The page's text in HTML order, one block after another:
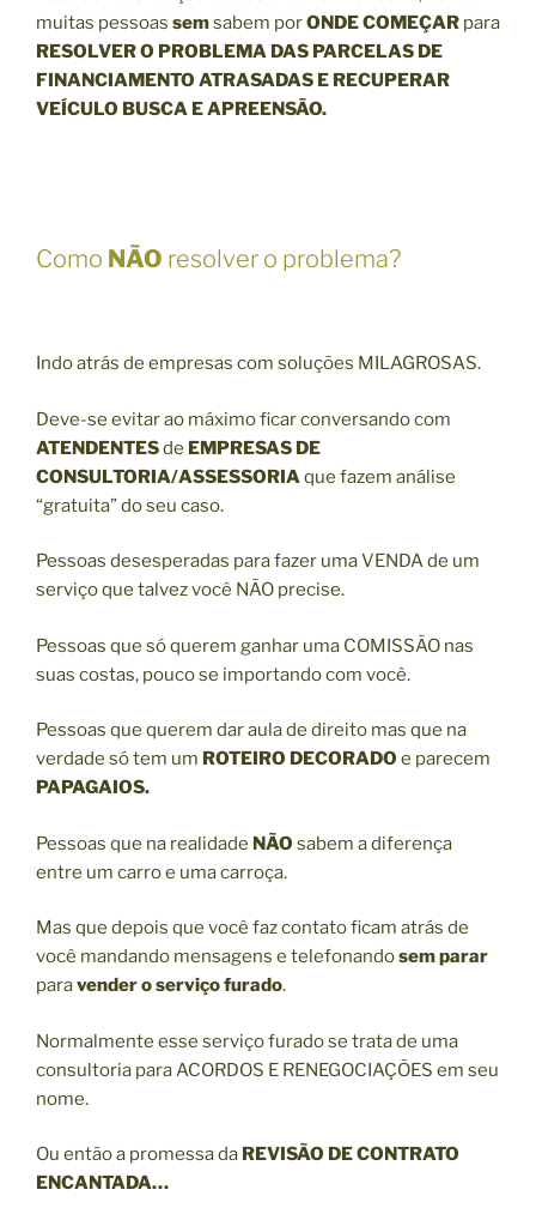
muitas pessoas semsabem porONDE COMEÇAR para
RESOLVER O PROBLEMA DAS PARCELAS DE
FINANCIAMENTO ATRASADAS E RECUPERAR
VEÍCULO BUSCA E APREENSÃO.
Como NÃO resolver o problema?
Indo atrás de empresas com soluções MILAGROSAS.
Deve-se evitar ao máximo ficar conversando com
ATENDENTESde EMPRESAS DE
CONSULTORIA/ASSESSORIAque fazem análise
“gratuita” do seu caso.
Pessoas desesperadas para fazer uma VENDA de um
serviço que talvez você NÃO precise.
Pessoas que só querem ganhar uma COMISSÃO nas
suas costas, pouco se importando com você.
Pessoas que querem dar aula de direito mas que na
verdade só tem um ROTEIRO DECORADO e parecem
PAPAGAIOS.
Pessoas que na realidade NÃO sabem a diferença
entre um carro e uma carroça.
Mas que depois que você faz contato ficam atrás de
você mandando mensagens e telefonandosem parar
paravender o serviço furado.
Normalmente esse serviço furado se trata de uma
consultoria para ACORDOS E RENEGOCIAÇÕES em seu
nome.
Ou então a promessa da REVISÃO DE CONTRATO
ENCANTADA…